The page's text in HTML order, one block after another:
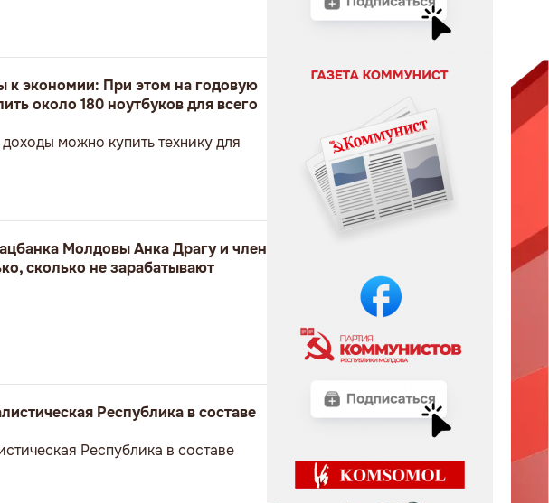
экономии: При этом на годовую
около 180 ноутбуков для всего
можно купить технику для
Молдовы Анка Драгу и член
сколько не зарабатывают
Республика в составе
Республика в составе